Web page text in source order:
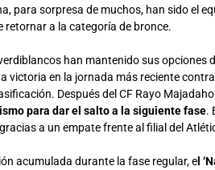
para sorpresa de muchos, han sido el
retornar a la categoría de bronce.
han mantenido sus opciones
victoria en la jornada más reciente
Después del CF Rayo
para dar el salto a la siguiente fase.
a un empate frente al filial del
acumulada durante la fase regular, e l